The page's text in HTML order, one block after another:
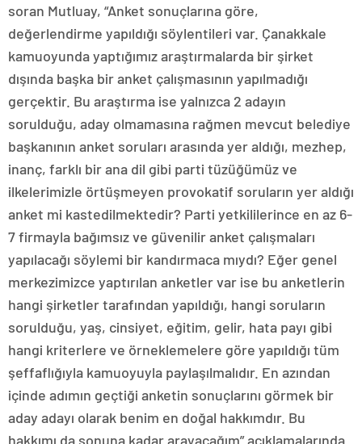
soran Mutluay, “Anket sonuçlarına göre,
değerlendirme yapıldığı söylentileri var. Çanakkale
kamuoyunda yaptığımız araştırmalarda bir şirket
dışında başka bir anket çalışmasının yapılmadığı
gerçektir. Bu araştırma ise yalnızca 2 adayın
sorulduğu, aday olmamasına rağmen mevcut belediye
başkanının anket soruları arasında yer aldığı, mezhep,
inanç, farklı bir ana dil gibi parti tüzüğümüz ve
ilkelerimizle örtüşmeyen provokatif soruların yer aldığı
anket mi kastedilmektedir? Parti yetkililerince en az 6-
7 firmayla bağımsız ve güvenilir anket çalışmaları
yapılacağı söylemi bir kandırmaca mıydı? Eğer genel
merkezimizce yaptırılan anketler var ise bu anketlerin
hangi şirketler tarafından yapıldığı, hangi soruların
sorulduğu, yaş, cinsiyet, eğitim, gelir, hata payı gibi
hangi kriterlere ve örneklemelere göre yapıldığı tüm
şeffaflığıyla kamuoyuyla paylaşılmalıdır. En azından
içinde adımın geçtiği anketin sonuçlarını görmek bir
aday adayı olarak benim en doğal hakkımdır. Bu
hakkımı da sonuna kadar arayacağım” açıklamalarında